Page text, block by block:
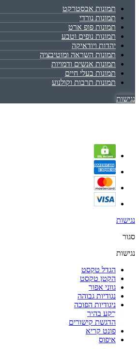
תמונות אבסטרקט
תמונות נורדי
תמונות פופ ארט
תמונות נופים וטבע
יהדות ויודאיקה
תמונות השראה ומוטיבציה
תמונות אנשים ודמויות
תמונות בעלי חיים
תמונות תרבות וקולנוע
נגישות
נגישות
סגור
נגישות
הגדל טקסט
הקטן טקסט
גווני אפור
נגודיות גבוהה
ניגודיות הפוכה
רקע בהיר
הדגשת קישורים
פונט קריא
איפוס